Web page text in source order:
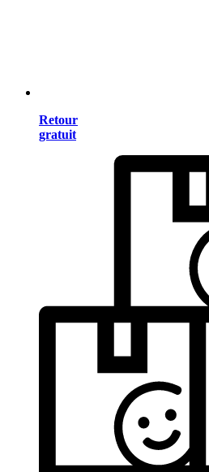
Retour
gratuit